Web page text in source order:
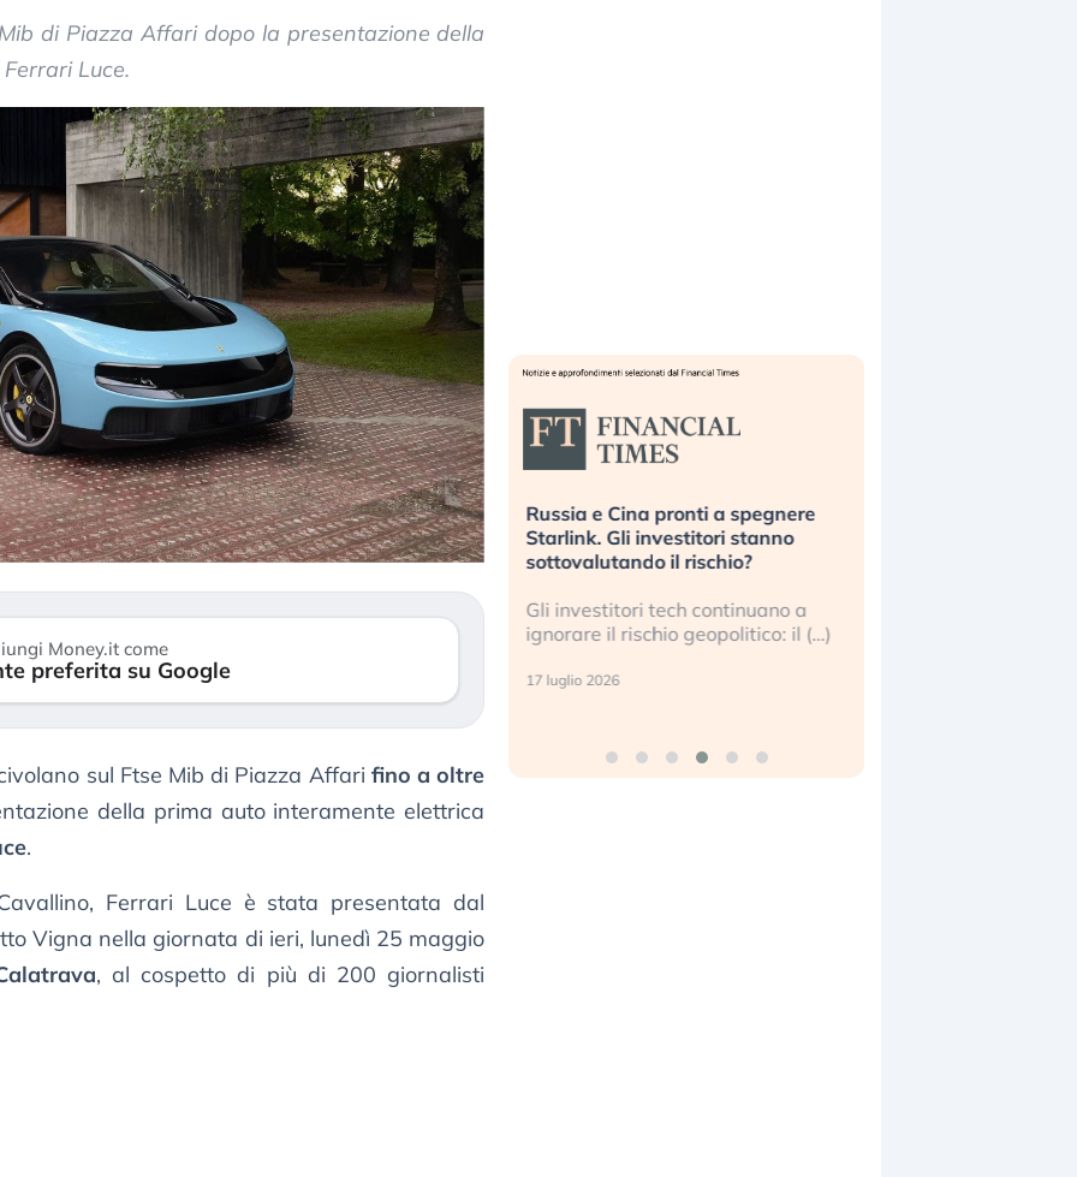
di Piazza Affari dopo la presentazione della
Luce.
Money.it come
preferita su Google
sul Ftse Mib di Piazza Affari fino a oltre
della prima auto interamente elettrica
.
Ferrari Luce è stata presentata dal
Vigna nella giornata di ieri, lunedì 25 maggio
, al cospetto di più di 200 giornalisti
Investitori
lo scoppio
Quando la finanza pesa più
dell’economia reale. L’America sta
ripetendo gli errori del 2008?
sempre più sganciata dall’economia
reale. (…)
24 luglio 2026
Russia e Cina pronti a spegnere
Starlink. Gli investitori stanno
sottovalutando il rischio?
Gli investitori tech continuano a
ignorare il rischio geopolitico: il (…)
17 luglio 2026